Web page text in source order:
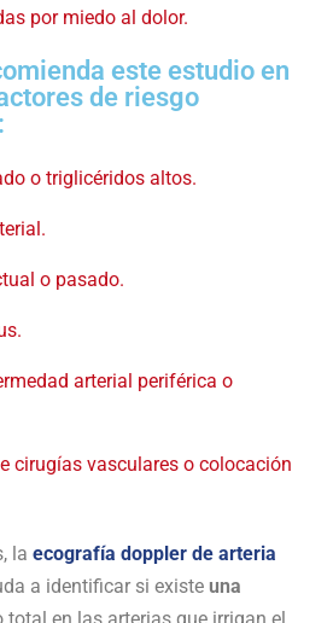
por miedo al dolor.
este estudio en
de riesgo
o triglicéridos altos.
o pasado.
arterial periférica o
cirugías vasculares o colocación
la ecografía doppler de arteria
a identificar si existe una
total en las arterias que irrigan el